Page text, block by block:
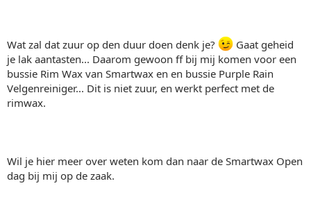
Wat zal dat zuur op den duur doen denk je?
Gaat geheid
je lak aantasten... Daarom gewoon ff bij mij komen voor een
bussie Rim Wax van Smartwax en en bussie Purple Rain
Velgenreiniger... Dit is niet zuur, en werkt perfect met de
rimwax.
Wil je hier meer over weten kom dan naar de Smartwax Open
dag bij mij op de zaak.